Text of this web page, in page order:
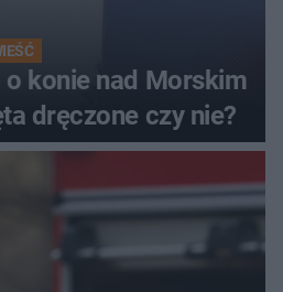
konie nad Morskim
dręczone czy nie?